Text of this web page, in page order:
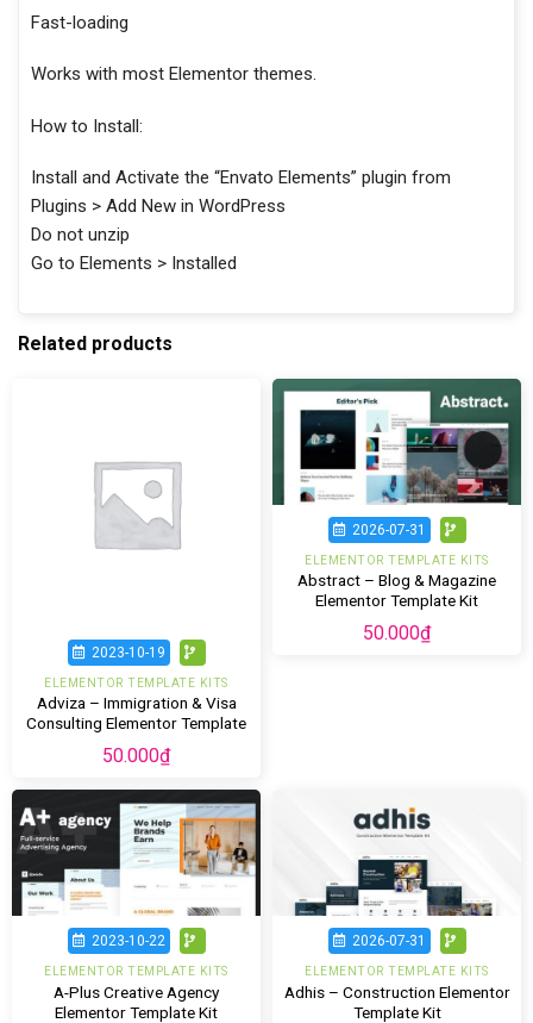
Fast-loading
Works with most Elementor themes.
How to Install:
Install and Activate the “Envato Elements” plugin from
Plugins > Add New in WordPress
Do not unzip
Go to Elements > Installed
Related products
2023-10-19
ELEMENTOR TEMPLATE KITS
Adviza – Immigration & Visa
Consulting Elementor Template
Kit
50.000₫
2026-07-31
ELEMENTOR TEMPLATE KITS
Abstract – Blog & Magazine
Elementor Template Kit
50.000₫
2023-10-22
ELEMENTOR TEMPLATE KITS
A-Plus Creative Agency
Elementor Template Kit
2026-07-31
ELEMENTOR TEMPLATE KITS
Adhis – Construction Elementor
Template Kit